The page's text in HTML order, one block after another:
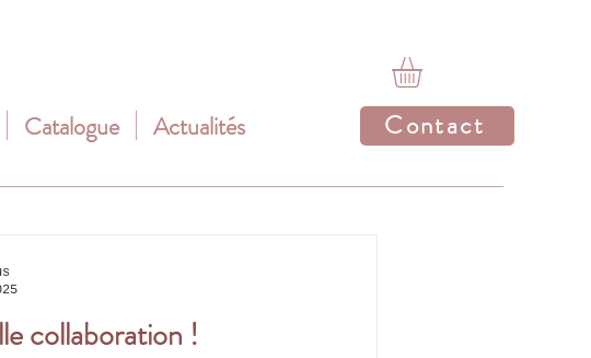
Catalogue Actualités Contact
collaboration !